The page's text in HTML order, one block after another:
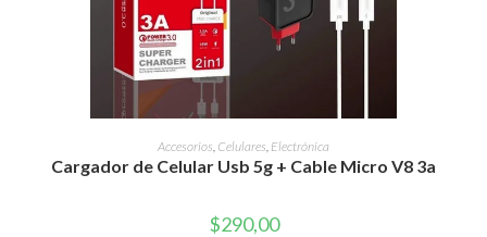
AÑADIR AL CARRITO
Accesorios Celulares Electrónica
Cargador de Celular Usb 5g + Cable Micro V8 3a
$290,00